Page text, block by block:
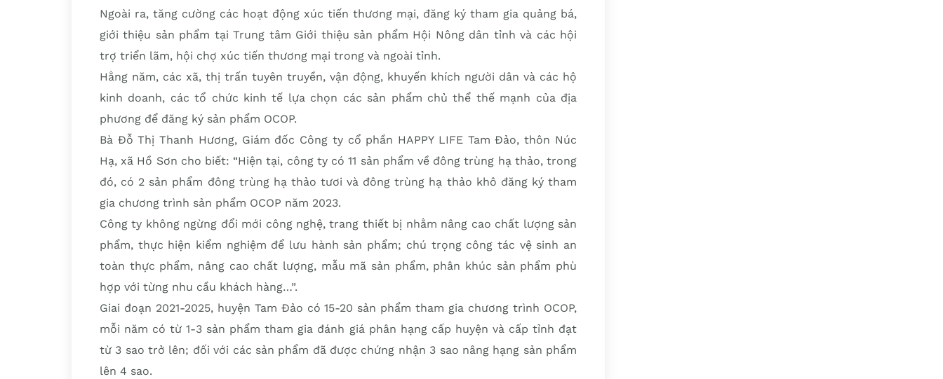
Ngoài ra, tăng cường các hoạt động xúc tiến thương mại, đăng ký tham gia quảng bá,
giới thiệu sản phẩm tại Trung tâm Giới thiệu sản phẩm Hội Nông dân tỉnh và các hội
trợ triển lãm, hội chợ xúc tiến thương mại trong và ngoài tỉnh.
Hằng năm, các xã, thị trấn tuyên truyền, vận động, khuyến khích người dân và các hộ
kinh doanh, các tổ chức kinh tế lựa chọn các sản phẩm chủ thể thế mạnh của địa
phương để đăng ký sản phẩm OCOP.
Bà Đỗ Thị Thanh Hương, Giám đốc Công ty cổ phần HAPPY LIFE Tam Đảo, thôn Núc
Hạ, xã Hồ Sơn cho biết: “Hiện tại, công ty có 11 sản phẩm về đông trùng hạ thảo, trong
đó, có 2 sản phẩm đông trùng hạ thảo tươi và đông trùng hạ thảo khô đăng ký tham
gia chương trình sản phẩm OCOP năm 2023.
Công ty không ngừng đổi mới công nghệ, trang thiết bị nhằm nâng cao chất lượng sản
phẩm, thực hiện kiểm nghiệm để lưu hành sản phẩm; chú trọng công tác vệ sinh an
toàn thực phẩm, nâng cao chất lượng, mẫu mã sản phẩm, phân khúc sản phẩm phù
hợp với từng nhu cầu khách hàng…”.
Giai đoạn 2021-2025, huyện Tam Đảo có 15-20 sản phẩm tham gia chương trình OCOP,
mỗi năm có từ 1-3 sản phẩm tham gia đánh giá phân hạng cấp huyện và cấp tỉnh đạt
từ 3 sao trở lên; đối với các sản phẩm đã được chứng nhận 3 sao nâng hạng sản phẩm
lên 4 sao.